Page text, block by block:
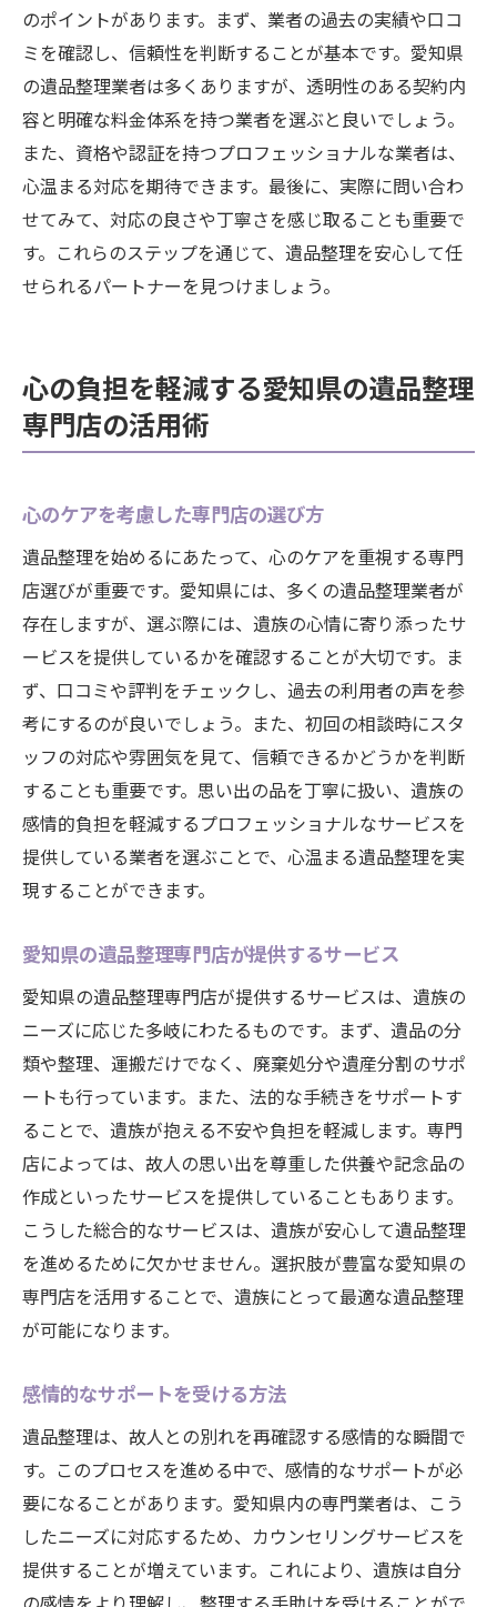
のポイントがあります。まず、業者の過去の実績や口コ
ミを確認し、信頼性を判断することが基本です。愛知県
の遺品整理業者は多くありますが、透明性のある契約内
容と明確な料金体系を持つ業者を選ぶと良いでしょう。
また、資格や認証を持つプロフェッショナルな業者は、
心温まる対応を期待できます。最後に、実際に問い合わ
せてみて、対応の良さや丁寧さを感じ取ることも重要で
す。これらのステップを通じて、遺品整理を安心して任
せられるパートナーを見つけましょう。
心の負担を軽減する愛知県の遺品整理
専門店の活用術
心のケアを考慮した専門店の選び方
遺品整理を始めるにあたって、心のケアを重視する専門
店選びが重要です。愛知県には、多くの遺品整理業者が
存在しますが、選ぶ際には、遺族の心情に寄り添ったサ
ービスを提供しているかを確認することが大切です。ま
ず、口コミや評判をチェックし、過去の利用者の声を参
考にするのが良いでしょう。また、初回の相談時にスタ
ッフの対応や雰囲気を見て、信頼できるかどうかを判断
することも重要です。思い出の品を丁寧に扱い、遺族の
感情的負担を軽減するプロフェッショナルなサービスを
提供している業者を選ぶことで、心温まる遺品整理を実
現することができます。
愛知県の遺品整理専門店が提供するサービス
愛知県の遺品整理専門店が提供するサービスは、遺族の
ニーズに応じた多岐にわたるものです。まず、遺品の分
類や整理、運搬だけでなく、廃棄処分や遺産分割のサポ
ートも行っています。また、法的な手続きをサポートす
ることで、遺族が抱える不安や負担を軽減します。専門
店によっては、故人の思い出を尊重した供養や記念品の
作成といったサービスを提供していることもあります。
こうした総合的なサービスは、遺族が安心して遺品整理
を進めるために欠かせません。選択肢が豊富な愛知県の
専門店を活用することで、遺族にとって最適な遺品整理
が可能になります。
感情的なサポートを受ける方法
遺品整理は、故人との別れを再確認する感情的な瞬間で
す。このプロセスを進める中で、感情的なサポートが必
要になることがあります。愛知県内の専門業者は、こう
したニーズに対応するため、カウンセリングサービスを
提供することが増えています。これにより、遺族は自分